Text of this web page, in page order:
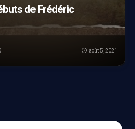
de Frédéric
août 5, 2021